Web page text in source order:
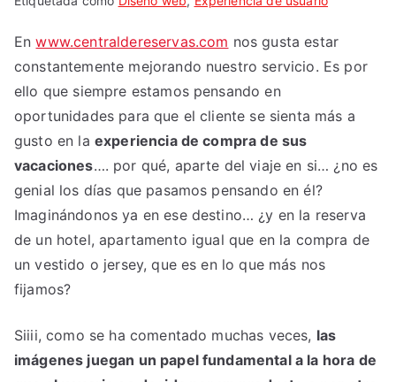
Enwww.centraldereservas.com nos gusta estar
constantemente mejorando nuestro servicio. Es por
ello que siempre estamos pensando en
oportunidades para que el cliente se sienta más a
gusto en la experiencia de compra de sus
vacaciones…. por qué, aparte del viaje en si… ¿no es
genial los días que pasamos pensando en él?
Imaginándonos ya en ese destino… ¿y en la reserva
de un hotel, apartamento igual que en la compra de
un vestido o jersey, que es en lo que más nos
fijamos?
Siiii, como se ha comentado muchas veces, las
imágenes juegan un papel fundamental a la hora de